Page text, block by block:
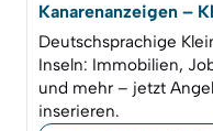
Kanarenanzeigen –
Deutschsprachige
Inseln: Immobilien,
und mehr – jetzt
inserieren.